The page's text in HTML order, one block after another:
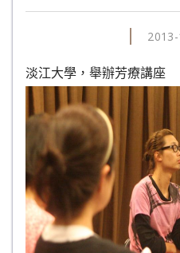
淡江大學，舉辦芳療講座